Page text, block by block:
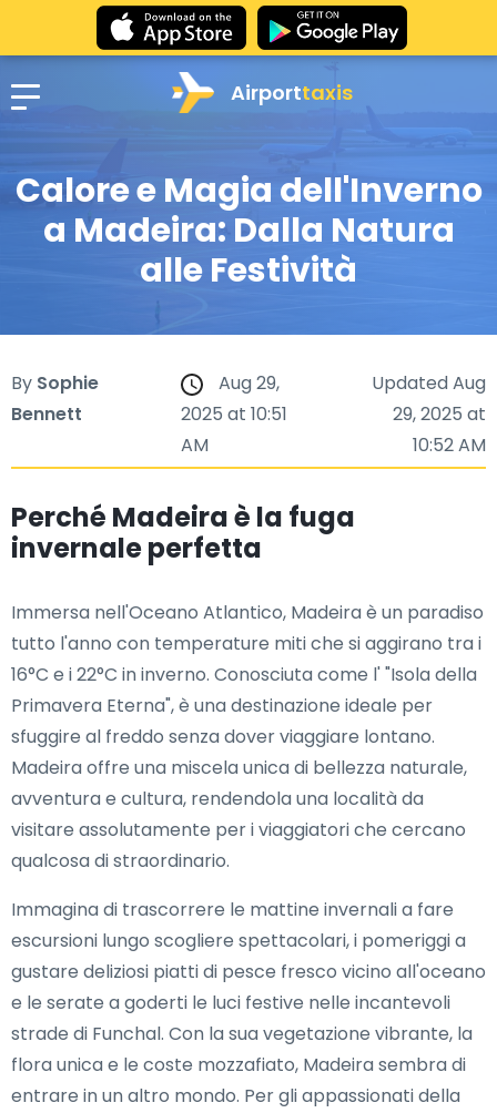
Airporttaxis
Calore e Magia dell'Inverno
a Madeira: Dalla Natura
alle Festività
By Sophie
Bennett
Aug 29,
2025 at 10:51
AM
Updated Aug
29, 2025 at
10:52 AM
Perché Madeira è la fuga
invernale perfetta
Immersa nell'Oceano Atlantico, Madeira è un paradiso
tutto l'anno con temperature miti che si aggirano tra i
16°C e i 22°C in inverno. Conosciuta come l' "Isola della
Primavera Eterna", è una destinazione ideale per
sfuggire al freddo senza dover viaggiare lontano.
Madeira offre una miscela unica di bellezza naturale,
avventura e cultura, rendendola una località da
visitare assolutamente per i viaggiatori che cercano
qualcosa di straordinario.
Immagina di trascorrere le mattine invernali a fare
escursioni lungo scogliere spettacolari, i pomeriggi a
gustare deliziosi piatti di pesce fresco vicino all'oceano
e le serate a goderti le luci festive nelle incantevoli
strade di Funchal. Con la sua vegetazione vibrante, la
flora unica e le coste mozzafiato, Madeira sembra di
entrare in un altro mondo. Per gli appassionati della